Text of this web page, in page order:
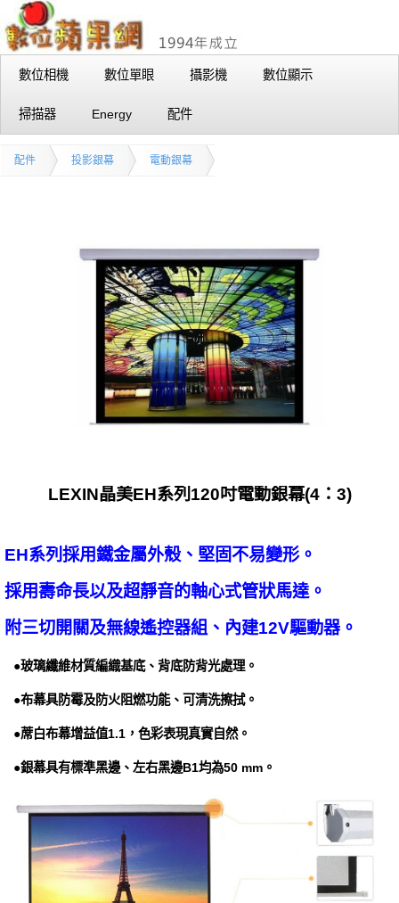
數位相機 數位單眼 攝影機 數位顯示
掃描器 Energy 配件
配件 投影銀幕 電動銀幕
LEXIN晶美EH系列120吋電動銀幕(4：3)
EH系列採用鐵金屬外殼、堅固不易變形。
採用壽命長以及超靜音的軸心式管狀馬達。
附三切開關及無線遙控器組、內建12V驅動器。
●玻璃纖維材質編織基底、背底防背光處理。
●布幕具防霉及防火阻燃功能、可清洗擦拭。
●蓆白布幕增益值1.1，色彩表現真實自然。
●銀幕具有標準黑邊、左右黑邊B1均為50 mm。